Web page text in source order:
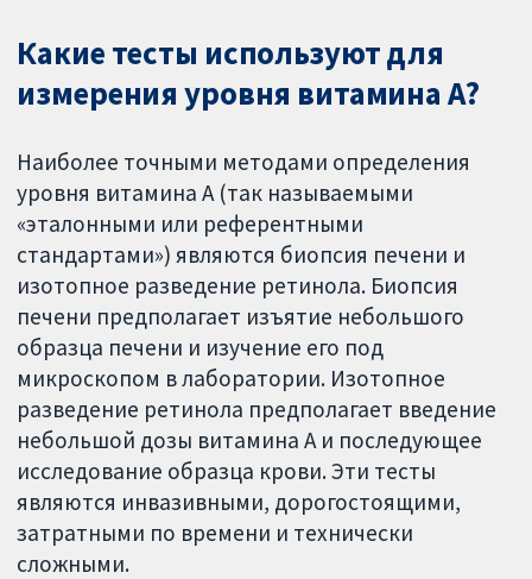
Какие тесты используют для
измерения уровня витамина А?
Наиболее точными методами определения
уровня витамина А (так называемыми
«эталонными или референтными
стандартами») являются биопсия печени и
изотопное разведение ретинола. Биопсия
печени предполагает изъятие небольшого
образца печени и изучение его под
микроскопом в лаборатории. Изотопное
разведение ретинола предполагает введение
небольшой дозы витамина А и последующее
исследование образца крови. Эти тесты
являются инвазивными, дорогостоящими,
затратными по времени и технически
сложными.